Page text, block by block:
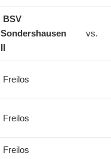
BSV
Sondershausen
II
vs.
Freilos
Freilos
Freilos